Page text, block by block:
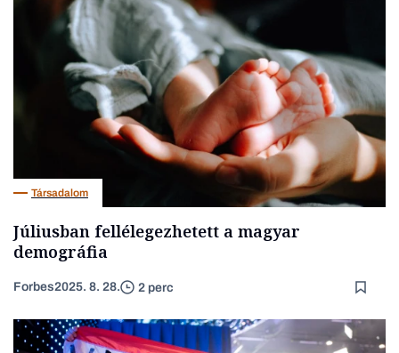
Társadalom
Júliusban fellélegezhetett a magyar
demográfia
Forbes2025. 8. 28. 2 perc